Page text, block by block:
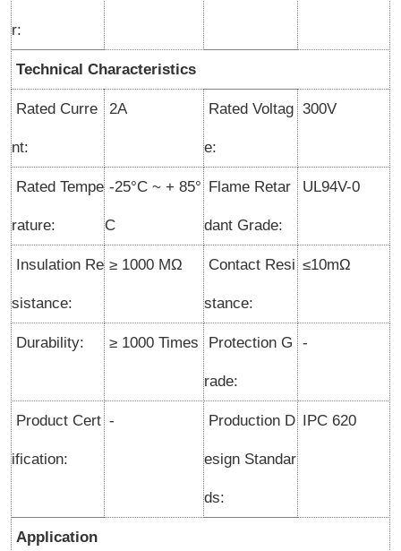
r:
Technical Characteristics
Rated Curre
nt:
2A Rated Voltag
e:
300V
Rated Tempe
rature:
-25°C ~ + 85°
C
Flame Retar
dant Grade:
UL94V-0
Insulation Re
sistance:
≥ 1000 MΩ Contact Resi
stance:
≤10mΩ
Durability: ≥ 1000 Times Protection G
rade:
-
Product Cert
ification:
- Production D
esign Standar
ds:
IPC 620
Application